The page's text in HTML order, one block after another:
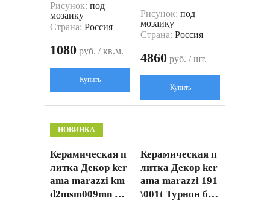
Рисунок: под
мозаику
Страна: Россия
1080 руб. / кв.м.
Купить
Рисунок: под
мозаику
Страна: Россия
4860 руб. / шт.
Купить
НОВИНКА
Керамическая п
литка Декор ker
ama marazzi km
d2msm009mn Те
Керамическая п
литка Декор ker
ama marazzi 191
\001t Турнон бел